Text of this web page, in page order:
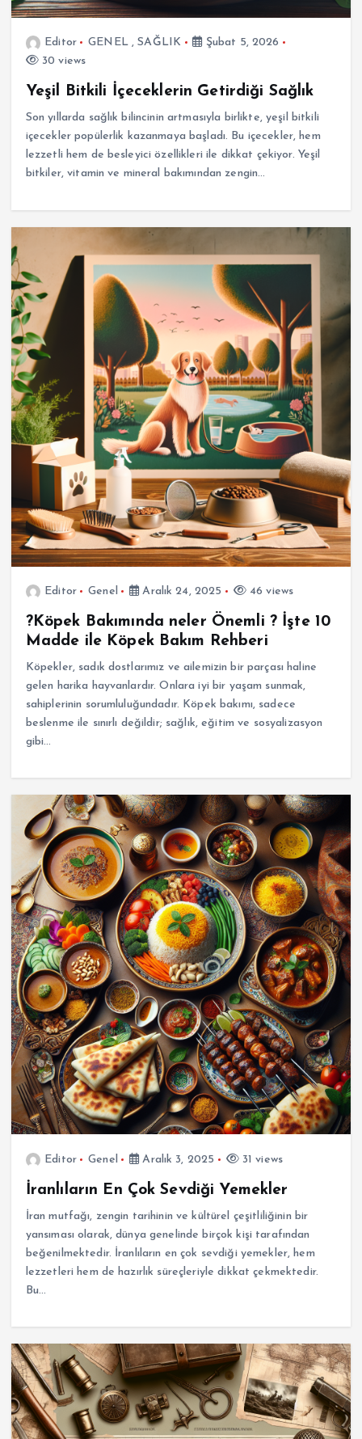
Editor GENEL,SAĞLIK
Şubat 5, 2026
30 views
Yeşil Bitkili İçeceklerin Getirdiği Sağlık
Son yıllarda sağlık bilincinin artmasıyla birlikte, yeşil bitkili
içecekler popülerlik kazanmaya başladı. Bu içecekler, hem
lezzetli hem de besleyici özellikleri ile dikkat çekiyor. Yeşil
bitkiler, vitamin ve mineral bakımından zengin…
Editor Genel Aralık 24, 2025 46 views
?Köpek Bakımında neler Önemli ? İşte 10
Madde ile Köpek Bakım Rehberi
Köpekler, sadık dostlarımız ve ailemizin bir parçası haline
gelen harika hayvanlardır. Onlara iyi bir yaşam sunmak,
sahiplerinin sorumluluğundadır. Köpek bakımı, sadece
beslenme ile sınırlı değildir; sağlık, eğitim ve sosyalizasyon
gibi…
Editor Genel Aralık 3, 2025 31 views
İranlıların En Çok Sevdiği Yemekler
İran mutfağı, zengin tarihinin ve kültürel çeşitliliğinin bir
yansıması olarak, dünya genelinde birçok kişi tarafından
beğenilmektedir. İranlıların en çok sevdiği yemekler, hem
lezzetleri hem de hazırlık süreçleriyle dikkat çekmektedir.
Bu…